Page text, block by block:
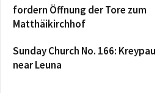
fordern Öffnung der Tore zum
Matthäikirchhof
Sunday Church No. 166:
near Leuna